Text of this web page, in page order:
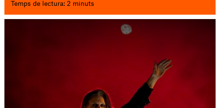
Temps de lectura: 2 minuts